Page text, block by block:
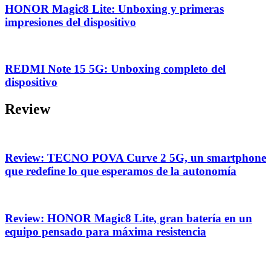
HONOR Magic8 Lite: Unboxing y primeras
impresiones del dispositivo
REDMI Note 15 5G: Unboxing completo del
dispositivo
Review
Review: TECNO POVA Curve 2 5G, un smartphone
que redefine lo que esperamos de la autonomía
Review: HONOR Magic8 Lite, gran batería en un
equipo pensado para máxima resistencia